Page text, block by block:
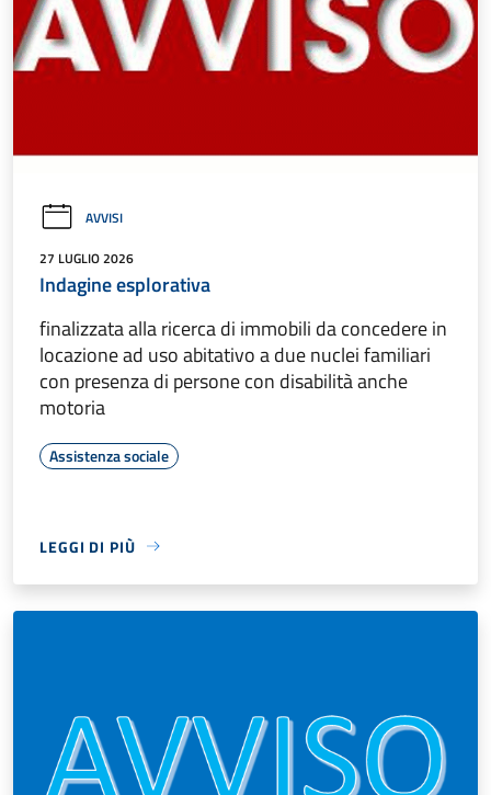
AVVISI
27 LUGLIO 2026
Indagine esplorativa
finalizzata alla ricerca di immobili da concedere in
locazione ad uso abitativo a due nuclei familiari
con presenza di persone con disabilità anche
motoria
Assistenza sociale
LEGGI DI PIÙ